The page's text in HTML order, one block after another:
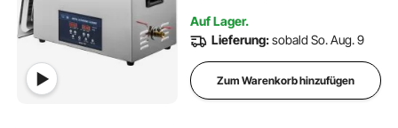
Geschirr
Auf Lager.
Lieferung:sobald So. Aug. 9
Zum Warenkorb hinzufügen